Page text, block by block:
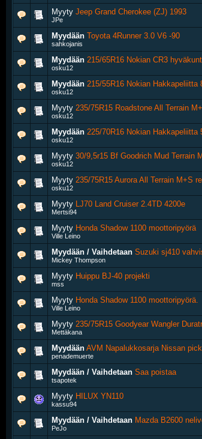
Myyty Jeep Grand Cherokee (ZJ) 1993
JPe
Myydään Toyota 4Runner 3.0 V6 -90
sahkojanis
Myydään 215/65R16 Nokian CR3
osku12
Myydään 215/55R16 Nokian Hakkapeliitta
osku12
Myyty 235/75R15 Roadstone All Terrain
osku12
Myydään 225/70R16 Nokian
osku12
Myyty 30/9,5r15 Bf Goodrich Mud Terrain
osku12
Myyty 235/75R15 Aurora All Terrain M+S
osku12
Myyty LJ70 Land Cruiser 2.4TD 4200e
Mertsi94
Myyty Honda Shadow 1100 moottoripyörä
Ville Leino
Myydään / Vaihdetaan Suzuki sj410
Mickey Thompson
Myyty Huippu BJ-40 projekti
mss
Myyty Honda Shadow 1100 moottoripyörä.
Ville Leino
Myyty 235/75R15 Goodyear Wangler
Mettäkana
Myydään AVM Napalukkosarja Nissan
penademuerte
Myydään / Vaihdetaan Saa poistaa
tsapotek
Myyty HILUX YN110
kassu94
Myydään / Vaihdetaan Mazda B2600
PeJo